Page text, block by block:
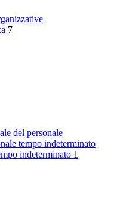
7
del personale
tempo indeterminato
indeterminato 1